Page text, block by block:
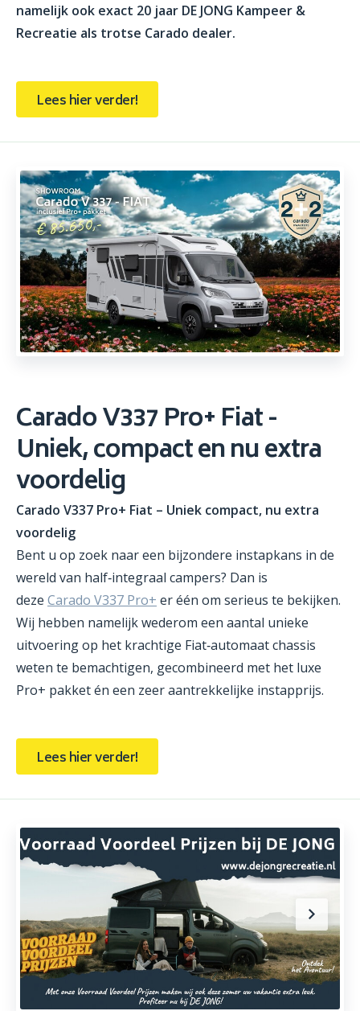
namelijk ook exact 20 jaar DE JONG Kampeer &
Recreatie als trotse Carado dealer.
Lees hier verder!
Carado V337 Pro+ Fiat -
Uniek, compact en nu extra
voordelig
Carado V337 Pro+ Fiat – Uniek compact, nu extra
voordelig
Bent u op zoek naar een bijzondere instapkans in de
wereld van half‑integraal campers? Dan is
deze Carado V337 Pro+ er één om serieus te bekijken.
Wij hebben namelijk wederom een aantal unieke
uitvoering op het krachtige Fiat‑automaat chassis
weten te bemachtigen, gecombineerd met het luxe
Pro+ pakket én een zeer aantrekkelijke instapprijs.
Lees hier verder!